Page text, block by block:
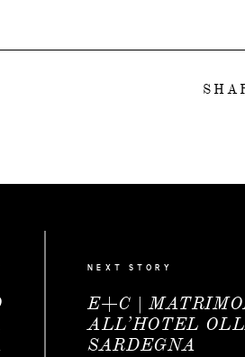
NEXT STORY
E+C |
ALL’HOTEL
SARDEGNA